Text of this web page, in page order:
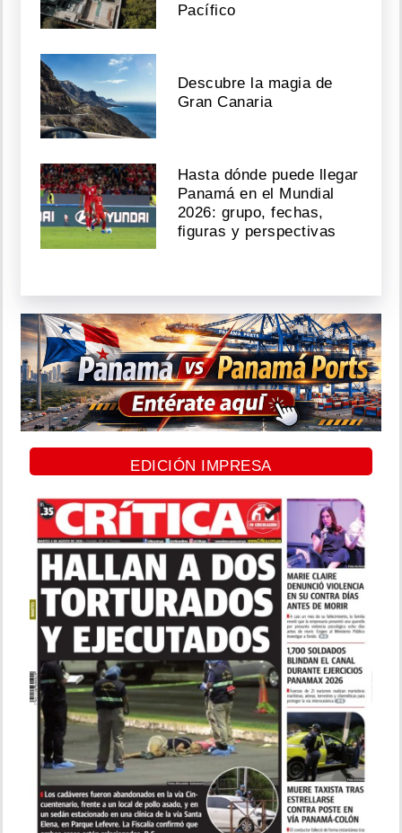
Pacífico
Descubre la magia de
Gran Canaria
Hasta dónde puede llegar
Panamá en el Mundial
2026: grupo, fechas,
figuras y perspectivas
EDICIÓN IMPRESA